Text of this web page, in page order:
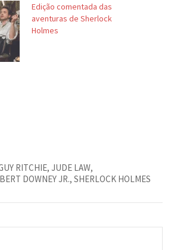
Edição comentada das
aventuras de Sherlock
Holmes
RITCHIE, JUDE LAW,
DOWNEY JR., SHERLOCK HOLMES